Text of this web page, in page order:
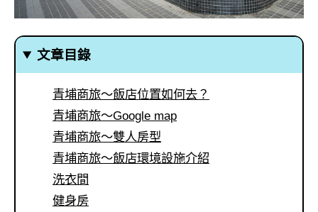
文章目錄
青埔商旅～飯店位置如何去？
青埔商旅～Google map
青埔商旅～雙人房型
青埔商旅～飯店環境設施介紹
洗衣間
健身房